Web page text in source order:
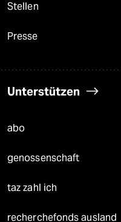
Stellen
Presse
Unterstützen
abo
genossenschaft
taz zahl ich
recherchefonds ausland